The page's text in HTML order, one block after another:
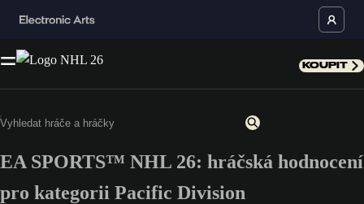
KOUPIT
EA SPORTS™ NHL 26: hráčská hodnocení
pro kategorii Pacific Division